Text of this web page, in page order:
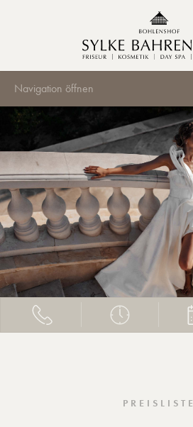
Navigation öffnen
PREISLISTE